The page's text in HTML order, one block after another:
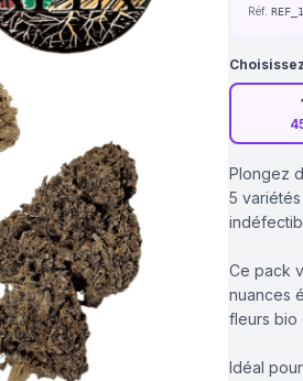
Réf.
Plongez
5
Ce pack
nuances
fleurs bio
Idéal